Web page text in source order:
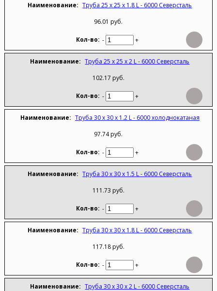
Труба 25 х 25 х 1.8 L - 6000 Северсталь
96.01 руб.
- +
Труба 25 х 25 х 2 L - 6000 Северсталь
102.17 руб.
- +
Труба 30 х 30 х 1.2 L - 6000 холоднокатаная
97.74 руб.
- +
Труба 30 х 30 х 1.5 L - 6000 Северсталь
111.73 руб.
- +
Труба 30 х 30 х 1.8 L - 6000 Северсталь
117.18 руб.
- +
Труба 30 х 30 х 2 L - 6000 Северсталь